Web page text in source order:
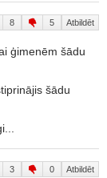
8 5 Atbildēt
ģimenēm šādu
šādu
3 0 Atbildēt